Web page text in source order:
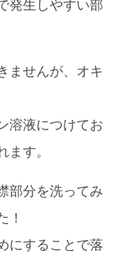
発生しやすい部
ませんが、オキ
溶液につけてお
す。
部分を洗ってみ
！
にすることで落